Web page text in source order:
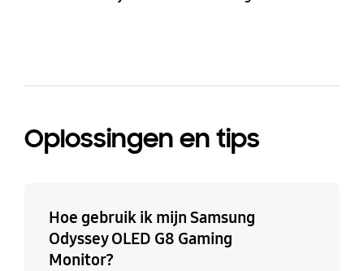
Oplossingen en tips
Hoe gebruik ik mijn Samsung
Odyssey OLED G8 Gaming
Monitor?